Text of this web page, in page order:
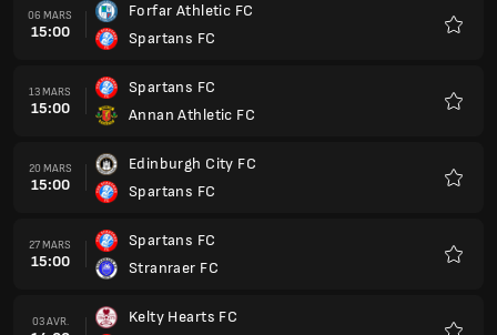
06 MARS
15:00
Forfar Athletic FC
Spartans FC
13 MARS
15:00
Spartans FC
Annan Athletic FC
20 MARS
15:00
Edinburgh City FC
Spartans FC
27 MARS
15:00
Spartans FC
Stranraer FC
03 AVR. Kelty Hearts FC